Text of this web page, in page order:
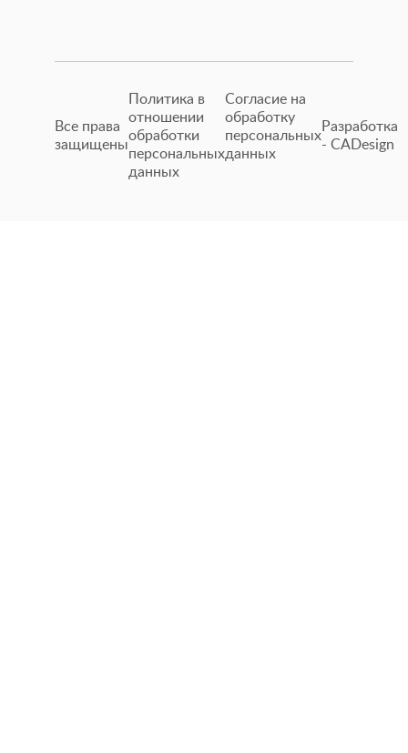
Все права
защищены
Политика в
отношении
обработки
персональных
данных
Согласие на
обработку
персональных
данных
Разработка
- CADesign